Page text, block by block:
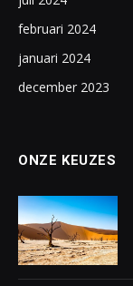
februari 2024
januari 2024
december 2023
ONZE KEUZES